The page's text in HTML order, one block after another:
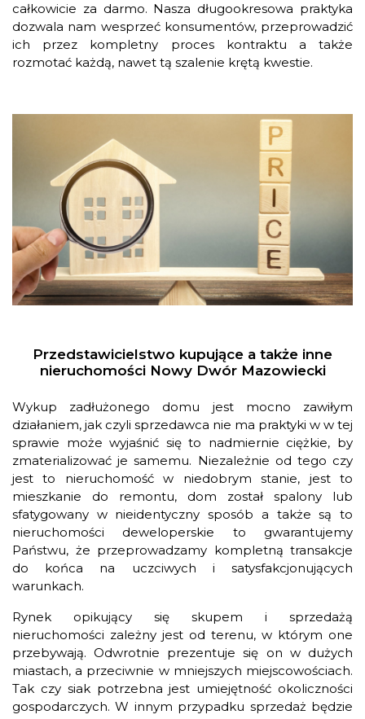
całkowicie za darmo. Nasza długookresowa praktyka
dozwala nam wesprzeć konsumentów, przeprowadzić
ich przez kompletny proces kontraktu a także
rozmotać każdą, nawet tą szalenie krętą kwestie.
Przedstawicielstwo kupujące a także inne
nieruchomości Nowy Dwór Mazowiecki
Wykup zadłużonego domu jest mocno zawiłym
działaniem, jak czyli sprzedawca nie ma praktyki w w tej
sprawie może wyjaśnić się to nadmiernie ciężkie, by
zmaterializować je samemu. Niezależnie od tego czy
jest to nieruchomość w niedobrym stanie, jest to
mieszkanie do remontu, dom został spalony lub
sfatygowany w nieidentyczny sposób a także są to
nieruchomości deweloperskie to gwarantujemy
Państwu, że przeprowadzamy kompletną transakcje
do końca na uczciwych i satysfakcjonujących
warunkach.
Rynek opikujący się skupem i sprzedażą
nieruchomości zależny jest od terenu, w którym one
przebywają. Odwrotnie prezentuje się on w dużych
miastach, a przeciwnie w mniejszych miejscowościach.
Tak czy siak potrzebna jest umiejętność okoliczności
gospodarczych. W innym przypadku sprzedaż będzie